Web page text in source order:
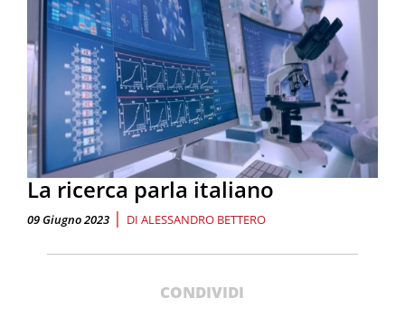
La ricerca parla italiano
09 Giugno 2023 | DI ALESSANDRO BETTERO
CONDIVIDI